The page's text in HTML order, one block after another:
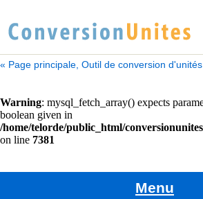
« Page principale, Outil de conversion d'unités
Menu